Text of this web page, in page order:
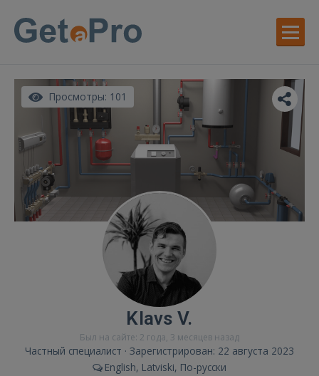
Просмотры: 101
Klavs V.
Был на сайте: 2 года, 3 месяцев назад
Частный специалист · Зарегистрирован: 22 августа 2023
English, Latviski, По-русски